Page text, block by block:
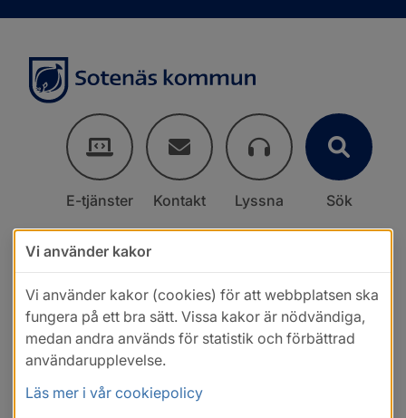
E-tjänster Kontakt Lyssna Sök
Vi använder kakor
Vi använder kakor (cookies) för att webbplatsen ska
fungera på ett bra sätt. Vissa kakor är nödvändiga,
medan andra används för statistik och förbättrad
användarupplevelse.
Läs mer i vår cookiepolicy